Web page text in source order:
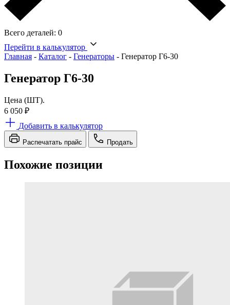
Всего деталей: 0
Перейти в калькулятор
Главная - Каталог - Генераторы - Генератор Г6-30
Генератор Г6-30
Цена (ШТ).
6 050 ₽
Добавить в калькулятор
Распечатать прайс Продать
Похожие позиции